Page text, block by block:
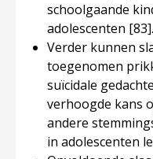
schoolgaande
adolescenten [83].
Verder kunnen
toegenomen
suïcidale
verhoogde kans
andere
in adolescenten